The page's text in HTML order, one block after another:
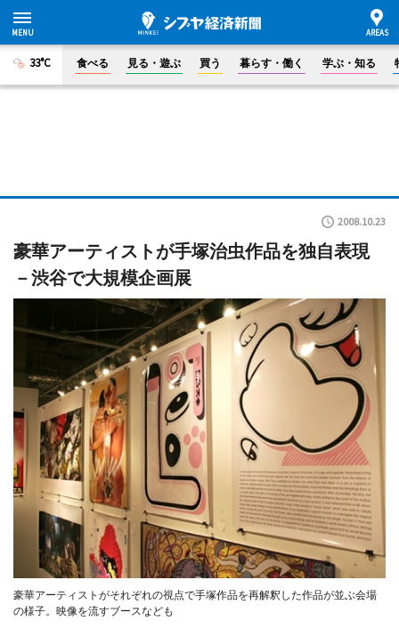
33°C 食べる 見る・遊ぶ 買う 暮らす・働く 学ぶ・知る
2008.10.23
豪華アーティストが手塚治虫作品を独自表現
－渋谷で大規模企画展
豪華アーティストがそれぞれの視点で手塚作品を再解釈した作品が並ぶ会場
の様子。映像を流すブースなども